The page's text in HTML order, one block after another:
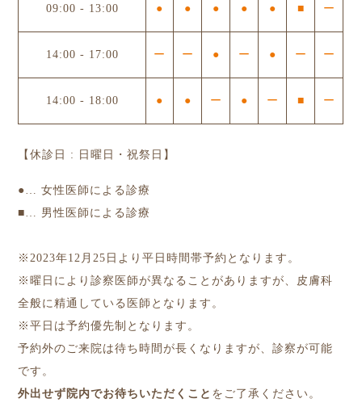
09:00 - 13:00 ● ● ● ● ● ■ ー
14:00 - 17:00 ー ー ● ー ● ー ー
14:00 - 18:00 ● ● ー ● ー ■ ー
【休診日 : 日曜日・祝祭日】
●… 女性医師による診療
■… 男性医師による診療
※2023年12月25日より平日時間帯予約となります。
※曜日により診察医師が異なることがありますが、皮膚科
全般に精通している医師となります。
※平日は予約優先制となります。
予約外のご来院は待ち時間が長くなりますが、診察が可能
です。
外出せず院内でお待ちいただくこと をご了承ください。